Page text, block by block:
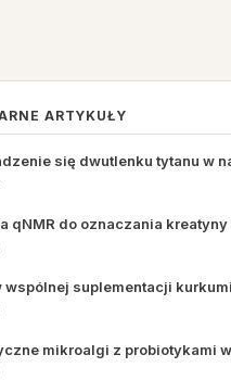
ARTYKUŁY
się dwutlenku tytanu w
qNMR do oznaczania
wspólnej suplementacji
mikroalgi z probiotykami